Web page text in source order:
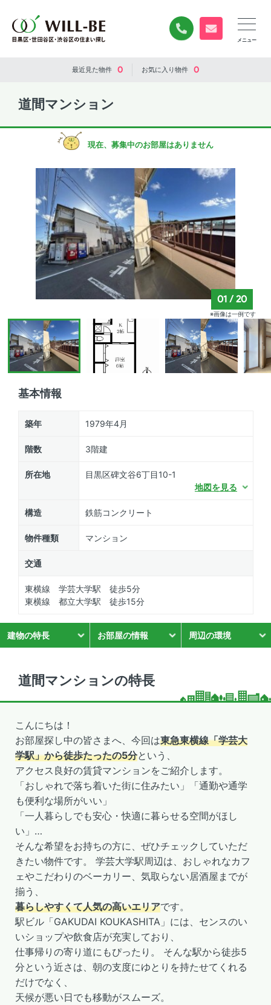
0120-840-834
無料お問い合
最近見た物件 0 お気に入り物件 0
道間マンション
現在、募集中のお部屋はありません
基本情報
築年 1979年4月
階数 3階建
所在地
目黒区碑文谷6丁目10-1
地図を見る
構造 鉄筋コンクリート
物件種類 マンション
交通
東横線 学芸大学駅 徒歩5分
東横線 都立大学駅 徒歩15分
建物の特長 お部屋の情報 周辺の環境
01 /20
※画像は一例です
道間マンションの特長
こんにちは！
お部屋探し中の皆さまへ、今回は東急東横線「学芸大
学駅」から徒歩たったの5分という、
アクセス良好の賃貸マンションをご紹介します。
「おしゃれで落ち着いた街に住みたい」「通勤や通学
も便利な場所がいい」
「一人暮らしでも安心・快適に暮らせる空間がほし
い」…
そんな希望をお持ちの方に、ぜひチェックしていただ
きたい物件です。 学芸大学駅周辺は、おしゃれなカフ
ェやこだわりのベーカリー、気取らない居酒屋までが
揃う、
暮らしやすくて人気の高いエリアです。
駅ビル「GAKUDAI KOUKASHITA」には、センスのい
いショップや飲食店が充実しており、
仕事帰りの寄り道にもぴったり。 そんな駅から徒歩5
分という近さは、朝の支度にゆとりを持たせてくれる
だけでなく、
天候が悪い日でも移動がスムーズ。